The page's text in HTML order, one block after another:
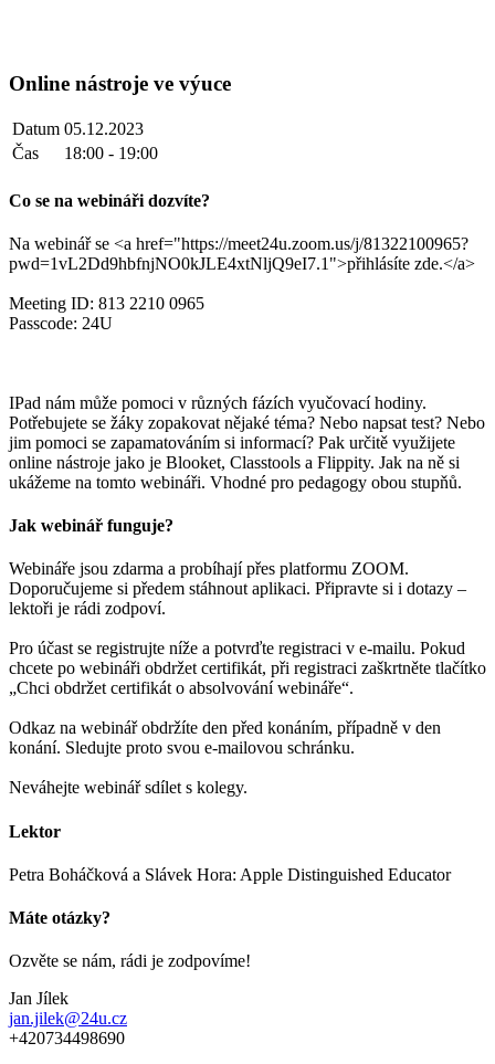
Online nástroje ve výuce
Datum 05.12.2023
Čas
18:00 - 19:00
Co se na webináři dozvíte?
Na webinář se <a href="https://meet24u.zoom.us/j/81322100965?
pwd=1vL2Dd9hbfnjNO0kJLE4xtNljQ9eI7.1">přihlásíte zde.</a>
Meeting ID: 813 2210 0965
Passcode: 24U
IPad nám může pomoci v různých fázích vyučovací hodiny.
Potřebujete se žáky zopakovat nějaké téma? Nebo napsat test? Nebo
jim pomoci se zapamatováním si informací? Pak určitě využijete
online nástroje jako je Blooket, Classtools a Flippity. Jak na ně si
ukážeme na tomto webináři. Vhodné pro pedagogy obou stupňů.
Jak webinář funguje?
Webináře jsou zdarma a probíhají přes platformu ZOOM.
Doporučujeme si předem stáhnout aplikaci. Připravte si i dotazy –
lektoři je rádi zodpoví.
Pro účast se registrujte níže a potvrďte registraci v e-mailu. Pokud
chcete po webináři obdržet certifikát, při registraci zaškrtněte tlačítko
„Chci obdržet certifikát o absolvování webináře“.
Odkaz na webinář obdržíte den před konáním, případně v den
konání. Sledujte proto svou e-mailovou schránku.
Neváhejte webinář sdílet s kolegy.
Lektor
Petra Boháčková a Slávek Hora: Apple Distinguished Educator
Máte otázky?
Ozvěte se nám, rádi je zodpovíme!
Jan Jílek
jan.jilek@24u.cz
+420734498690